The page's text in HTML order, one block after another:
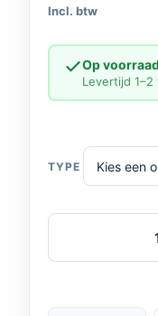
Incl. btw
Op voorraad
Levertijd
TYPE